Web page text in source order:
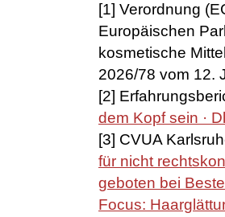
[1] Verordnung
Europäischen
kosmetische
2026/78 vom 12.
[2]
dem Kopf sein ·
[3] CVUA
für nicht
geboten bei
Focus: